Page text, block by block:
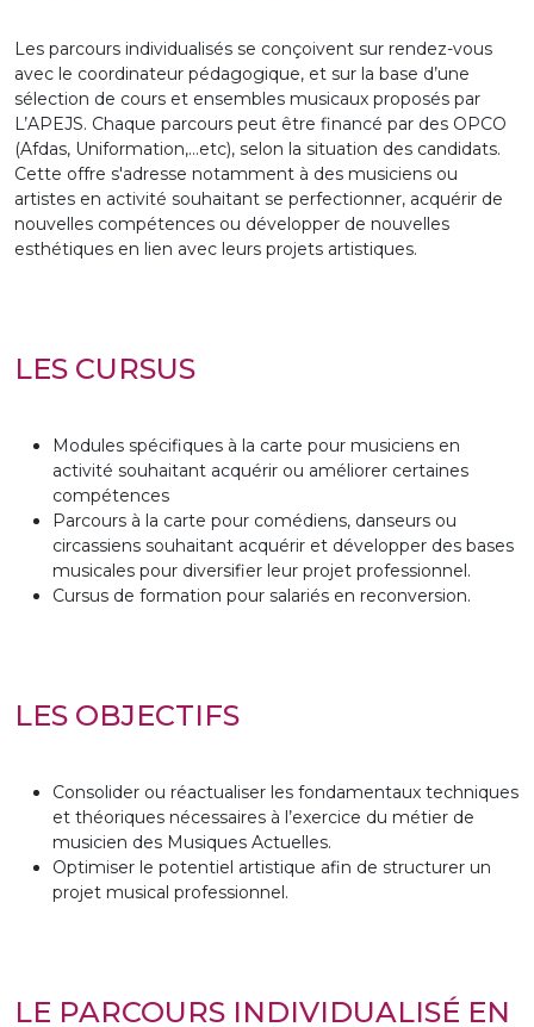
Événements
Concerts
Actualités
Tout le calendrier
Concert hors les murs
Plan d'accès
Accessibilité handicap
Les parcours individualisés se conçoivent sur rendez-vous
avec le coordinateur pédagogique, et sur la base d’une
sélection de cours et ensembles musicaux proposés par
L’APEJS. Chaque parcours peut être financé par des OPCO
(Afdas, Uniformation,…etc), selon la situation des candidats.
Cette offre s'adresse notamment à des musiciens ou
artistes en activité souhaitant se perfectionner, acquérir de
nouvelles compétences ou développer de nouvelles
esthétiques en lien avec leurs projets artistiques.
LES CURSUS
Modules spécifiques à la carte pour musiciens en
activité souhaitant acquérir ou améliorer certaines
compétences
Parcours à la carte pour comédiens, danseurs ou
circassiens souhaitant acquérir et développer des bases
musicales pour diversifier leur projet professionnel.
Cursus de formation pour salariés en reconversion.
LES OBJECTIFS
Consolider ou réactualiser les fondamentaux techniques
et théoriques nécessaires à l’exercice du métier de
musicien des Musiques Actuelles.
Optimiser le potentiel artistique afin de structurer un
projet musical professionnel.
LE PARCOURS INDIVIDUALISÉ EN